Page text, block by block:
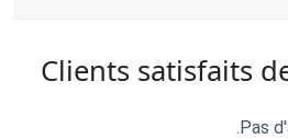
Clients satisfaits
Pas